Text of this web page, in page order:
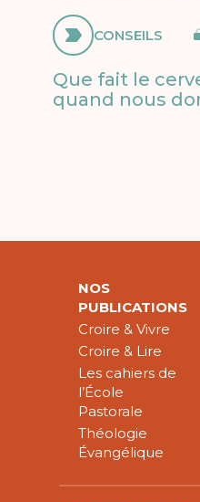
CONSEILS
Que fait le
quand nous
NOS
PUBLICATIONS
Croire & Vivre
Croire & Lire
Les cahiers de
l’École
Pastorale
Théologie
Évangélique